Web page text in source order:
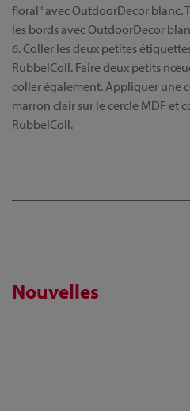
floral" avec OutdoorDecor blanc.
les bords avec OutdoorDecor
6. Coller les deux petites
RubbelColl. Faire deux petits
coller également. Appliquer une
marron clair sur le cercle MDF et
RubbelColl.
Nouvelles